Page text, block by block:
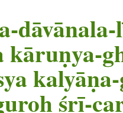
kāruṇya-
śrī-